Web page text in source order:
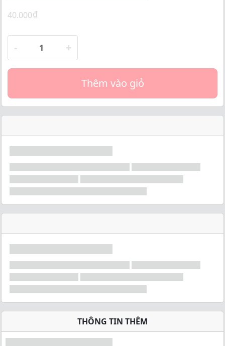
40.000₫
- +
Thêm vào giỏ
THÔNG TIN THÊM